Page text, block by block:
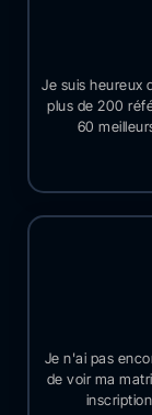
Je suis heureux
plus de 200
60
Je n'ai pas
de voir ma